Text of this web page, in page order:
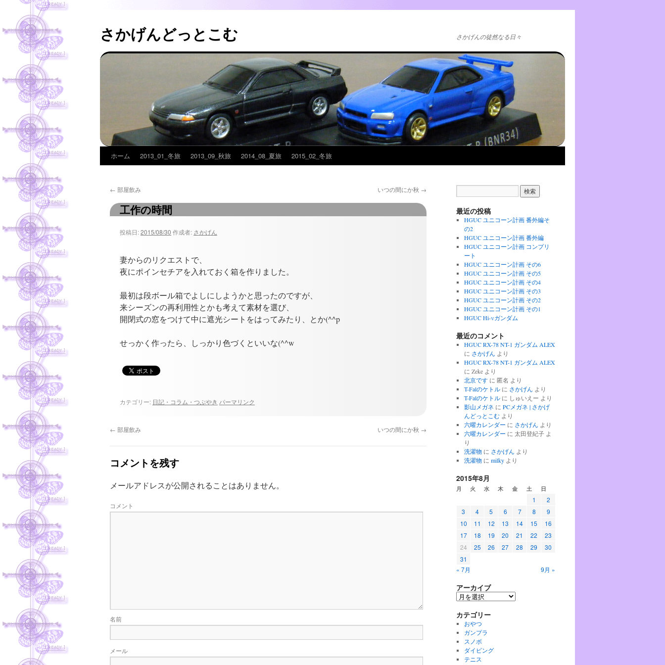
さかげんどっとこむ さかげんの徒然なる日々
テ
ン
ホーム 2013_01_冬旅 2013_09_秋旅 2014_08_夏旅 2015_02_冬旅
← 部屋飲み いつの間にか秋 →
工作の時間
投稿日:2015/08/30 作成者: さかげん
妻からのリクエストで、
夜にポインセチアを入れておく箱を作りました。
最初は段ボール箱でよしにしようかと思ったのですが、
来シーズンの再利用性とかも考えて素材を選び、
開閉式の窓をつけて中に遮光シートをはってみたり、とか(^^p
せっかく作ったら、しっかり色づくといいな(^^w
カテゴリー: 日記・コラム・つぶやき パーマリンク
← 部屋飲み いつの間にか秋 →
コメントを残す
メールアドレスが公開されることはありません。
コメント
名前
メール
最近の投稿
HGUC ユニコーン計画 番外編そ
の2
HGUC ユニコーン計画 番外編
HGUC ユニコーン計画 コンプリ
ート
HGUC ユニコーン計画 その6
HGUC ユニコーン計画 その5
HGUC ユニコーン計画 その4
HGUC ユニコーン計画 その3
HGUC ユニコーン計画 その2
HGUC ユニコーン計画 その1
HGUC Hi-νガンダム
最近のコメント
HGUC RX-78 NT-1 ガンダム ALEX
に さかげん より
HGUC RX-78 NT-1 ガンダム ALEX
に Zekeより
北京ですに 匿名 より
T-Falのケトルに さかげん より
T-Falのケトルに しゅいえー より
影山メガネ に PCメガネ | さかげ
んどっとこむより
六曜カレンダー に さかげん より
六曜カレンダー に 太田登紀子よ
り
洗濯物 に さかげん より
洗濯物 に milkyより
2015年8月
月 火 水 木 金 土 日
« 7月 9月 »
1
2
3
4 5 6 7 8
9
10
11 12 13 14 15
16
17
18 19 20 21 22
23
24
25 26 27 28 29
30
31
アーカイブ
ア
カ
イ
ブ
カテゴリー
おやつ
ガンプラ
スノボ
ダイビング
テニス